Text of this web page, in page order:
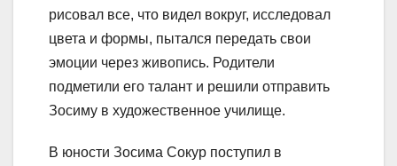
рисовал все, что видел вокруг, исследовал
цвета и формы, пытался передать свои
эмоции через живопись. Родители
подметили его талант и решили отправить
Зосиму в художественное училище.
В юности Зосима Сокур поступил в